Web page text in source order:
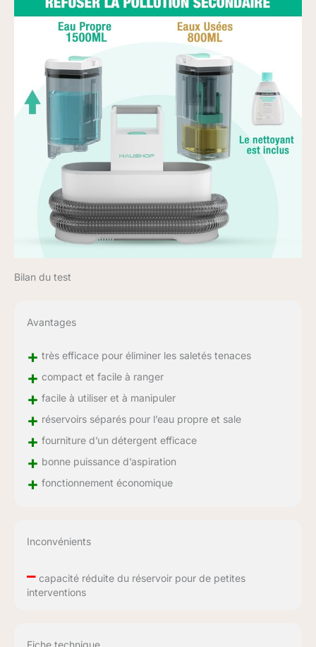
Bilan du test
Avantages
+ très efficace pour éliminer les saletés tenaces
+ compact et facile à ranger
+ facile à utiliser et à manipuler
+ réservoirs séparés pour l’eau propre et sale
+ fourniture d’un détergent efficace
+ bonne puissance d’aspiration
+ fonctionnement économique
Inconvénients
–capacité réduite du réservoir pour de petites
interventions